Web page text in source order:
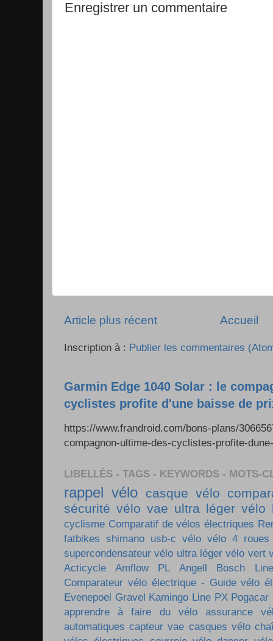
Enregistrer un commentaire
Article plus récent Accueil
Inscription à : Publier les commentaires
Garmin Edge 1040 Solar : le
cyclistes profite d'une baisse de
https://www.frandroid.com/bons-plans/
compagnon-ultime-des-cyclistes-profite-
LIBELLÉS - TAGS - KEYWORDS - MOTS-
rappel vélo casque vélo
sécurité vélo vae ultra léger vélo
cyclisme Comparatif de vélos électriques
fatbikes shimano usb-c vélo vélo 4 roues
supercondensateur vélo ultra léger vélo vert
Acticycle
Amflow PL Angell
Bosch
Comparateur vélo électrique - Guide vélo
Evenepoel Gravel Kamingo Line PX Pogacar
apprendre à faire du vélo
assurance
automatiques capteur vae casques vélo